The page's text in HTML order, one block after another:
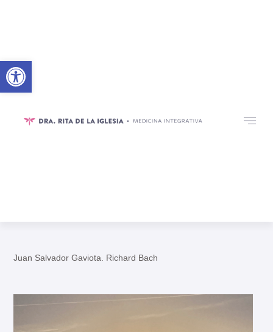
Juan Salvador Gaviota. Richard Bach
Abrir barra de herramientas